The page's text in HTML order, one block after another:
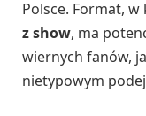
Polsce. Format,
z show, ma
wiernych fanów,
nietypowym